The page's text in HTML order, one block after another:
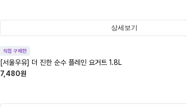
상세보기
직접 구매한
[서울우유] 더 진한 순수 플레인 요거트 1.8L
7,480원